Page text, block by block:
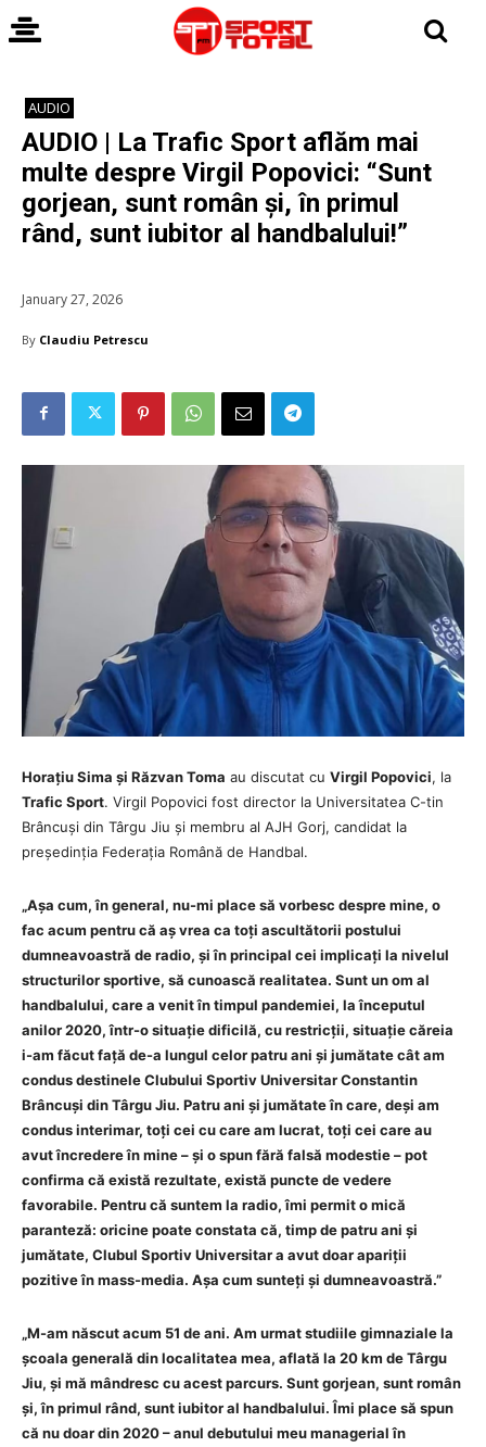
AUDIO
AUDIO | La Trafic Sport aflăm mai
multe despre Virgil Popovici: “Sunt
gorjean, sunt român și, în primul
rând, sunt iubitor al handbalului!”
January 27, 2026
By Claudiu Petrescu
Horațiu Sima și Răzvan Toma au discutat cu Virgil Popovici, la
Trafic Sport. Virgil Popovici fost director la Universitatea C-tin
Brâncuși din Târgu Jiu și membru al AJH Gorj, candidat la
președinția Federația Română de Handbal.
„Așa cum, în general, nu-mi place să vorbesc despre mine, o
fac acum pentru că aș vrea ca toți ascultătorii postului
dumneavoastră de radio, și în principal cei implicați la nivelul
structurilor sportive, să cunoască realitatea. Sunt un om al
handbalului, care a venit în timpul pandemiei, la începutul
anilor 2020, într-o situație dificilă, cu restricții, situație căreia
i-am făcut față de-a lungul celor patru ani și jumătate cât am
condus destinele Clubului Sportiv Universitar Constantin
Brâncuși din Târgu Jiu. Patru ani și jumătate în care, deși am
condus interimar, toți cei cu care am lucrat, toți cei care au
avut încredere în mine – și o spun fără falsă modestie – pot
confirma că există rezultate, există puncte de vedere
favorabile. Pentru că suntem la radio, îmi permit o mică
paranteză: oricine poate constata că, timp de patru ani și
jumătate, Clubul Sportiv Universitar a avut doar apariții
pozitive în mass-media. Așa cum sunteți și dumneavoastră.”
„M-am născut acum 51 de ani. Am urmat studiile gimnaziale la
școala generală din localitatea mea, aflată la 20 km de Târgu
Jiu, și mă mândresc cu acest parcurs. Sunt gorjean, sunt român
și, în primul rând, sunt iubitor al handbalului. Îmi place să spun
că nu doar din 2020 – anul debutului meu managerial în